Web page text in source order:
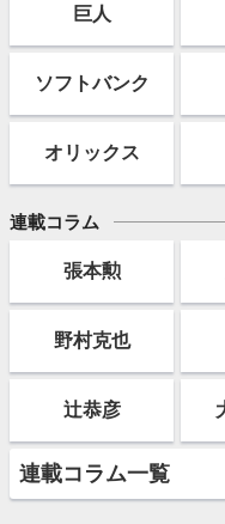
巨人
ソフト バンク
オリックス
連載コラム
張本勲
野村克也
辻恭彦
連載コラム一覧